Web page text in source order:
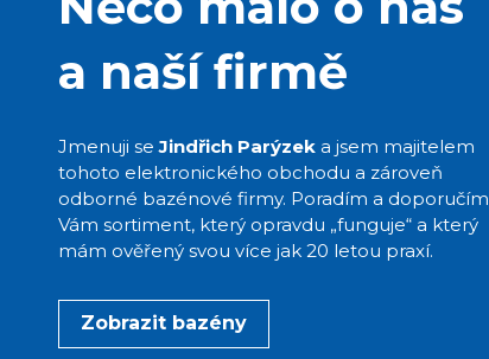
a naší firmě
Jmenuji seJindřich Parýzeka jsem majitelem
tohoto elektronického obchodu a zároveň
odborné bazénové firmy. Poradím a doporučím
Vám sortiment, který opravdu „funguje“ a který
mám ověřený svou více jak 20 letou praxí.
Zobrazit bazény